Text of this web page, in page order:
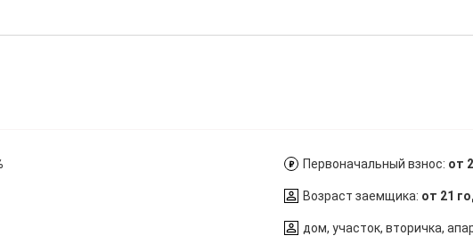
Первоначальный взнос: от
Возраст заемщика: от 21
дом, участок, вторичка,